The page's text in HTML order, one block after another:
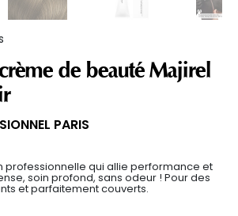
de beauté Majirel
PARIS
professionnelle qui allie performance et
soin profond, sans odeur ! Pour des
et parfaitement couverts.